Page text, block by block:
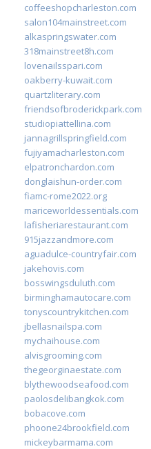
coffeeshopcharleston.com
salon104mainstreet.com
alkaspringswater.com
318mainstreet8h.com
lovenailsspari.com
oakberry-kuwait.com
quartzliterary.com
friendsofbroderickpark.com
studiopiattellina.com
jannagrillspringfield.com
fujiyamacharleston.com
elpatronchardon.com
donglaishun-order.com
fiamc-rome2022.org
mariceworldessentials.com
lafisheriarestaurant.com
915jazzandmore.com
aguadulce-countryfair.com
jakehovis.com
bosswingsduluth.com
birminghamautocare.com
tonyscountrykitchen.com
jbellasnailspa.com
mychaihouse.com
alvisgrooming.com
thegeorginaestate.com
blythewoodseafood.com
paolosdelibangkok.com
bobacove.com
phoone24brookfield.com
mickeybarmama.com